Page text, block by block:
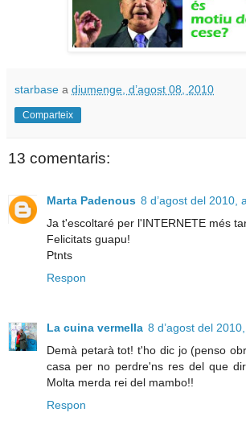
starbase a diumenge, d’agost 08, 2010
Comparteix
13 comentaris:
Marta Padenous 8 d’agost del 2010,
Ja t'escoltaré per l'INTERNETE més
Felicitats guapu!
Ptnts
Respon
La cuina vermella 8 d’agost del
Demà petarà tot! t'ho dic jo (penso
casa per no perdre'ns res del que
Molta merda rei del mambo!!
Respon